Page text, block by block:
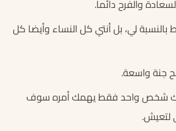
والفرح دائما.
لي، بل أنتي كل النساء وأيضا كل
جنة واسعة.
شخص واحد فقط يهمك أمره سوف
لتعيش.